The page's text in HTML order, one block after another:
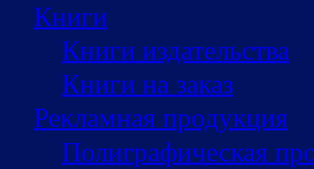
Книги
Книги издательства
Книги на заказ
Рекламная продукция
Полиграфическая